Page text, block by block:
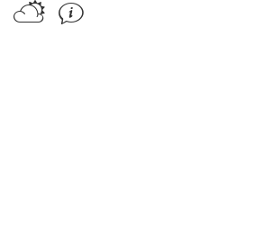
B J